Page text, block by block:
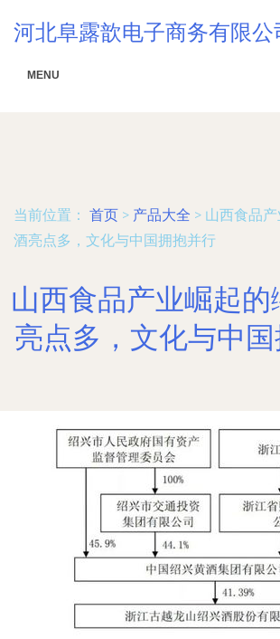
河北阜露歆电子商务有限公
MENU
当前位置： 首页 > 产品大全 > 山西食品
酒亮点多，文化与中国拥抱并行
山西食品产业崛起的
亮点多，文化与中